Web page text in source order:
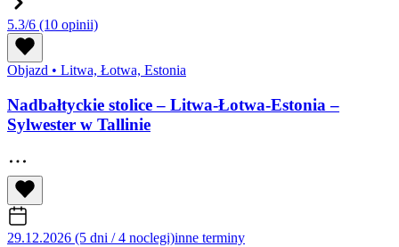
5.3/6 (10 opinii)
Objazd • Litwa, Łotwa, Estonia
Nadbałtyckie stolice – Litwa-Łotwa-Estonia –
Sylwester w Tallinie
29.12.2026 (5 dni / 4 noclegi)inne terminy